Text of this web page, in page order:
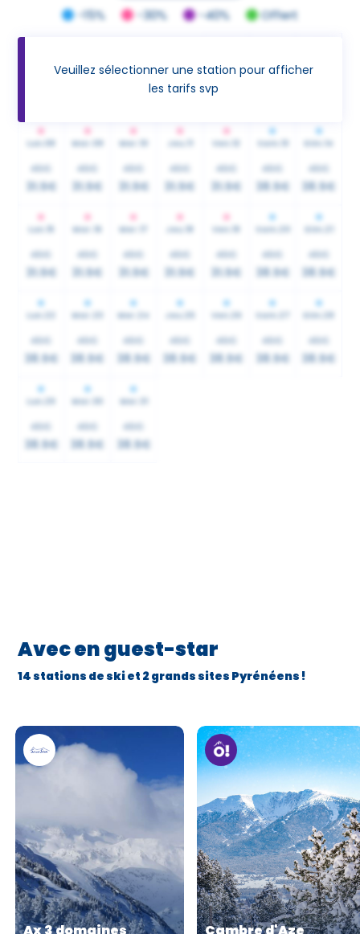
-15% -30% -40% Offert
31.5€
Lun. 08
45€
31.5€
Mar.
45€
31.5€
Mer.
45€
31.5€
Jeu.
45€
31.5€
Ven.
45€
31.5€
Sam.
45€
38.5€
Dim. 14
45€
38.5€
Lun.
45€
31.5€
Mar.
45€
31.5€
Mer.
45€
31.5€
Jeu.
45€
31.5€
Ven.
45€
31.5€
Sam.
45€
38.5€
Dim.
45€
38.5€
Lun.
45€
38.5€
Mar.
45€
38.5€
Mer. 24
45€
38.5€
Jeu.
45€
38.5€
Ven.
45€
38.5€
Sam.
45€
38.5€
Dim.
45€
38.5€
Lun.
45€
38.5€
Mar.
45€
38.5€
Mer.
45€
38.5€
Veuillez sélectionner une station pour afficher
les tarifs svp
Avec en guest-star
14 stations de ski et 2 grands sites Pyrénéens !